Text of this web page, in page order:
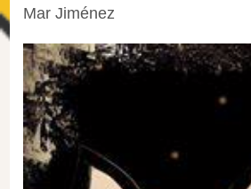
Mar Jiménez‎